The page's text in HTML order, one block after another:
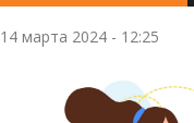
14 марта 2024 - 12:25